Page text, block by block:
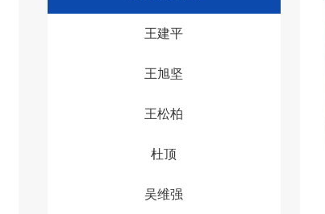
王建平
王旭坚
王松柏
杜顶
吴维强